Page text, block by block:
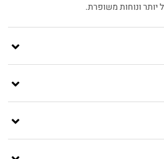
יותר ונוחות משופרת.